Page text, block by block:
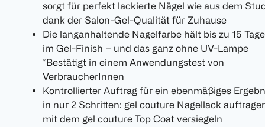
sorgt für perfekt lackierte Nägel wie aus dem
dank der Salon-Gel-Qualität für Zuhause
Die langanhaltende Nagelfarbe hält bis zu 15
im Gel-Finish – und das ganz ohne UV-Lampe
*Bestätigt in einem Anwendungstest von
VerbraucherInnen
Kontrollierter Auftrag für ein ebenmäßiges
in nur 2 Schritten: gel couture Nagellack
mit dem gel couture Top Coat versiegeln